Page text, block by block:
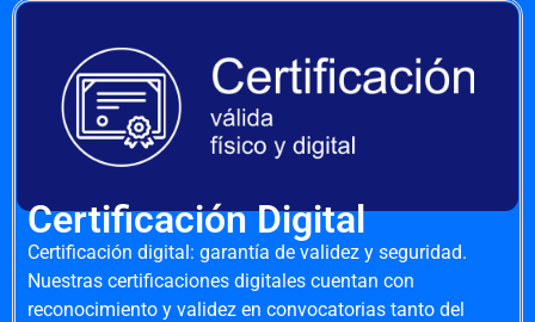
Certificación Digital
Certificación digital: garantía de validez y seguridad.
Nuestras certificaciones digitales cuentan con
reconocimiento y validez en convocatorias tanto del